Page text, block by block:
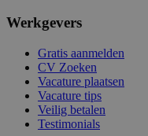
Werkgevers
Gratis aanmelden
CV Zoeken
Vacature plaatsen
Vacature tips
Veilig betalen
Testimonials